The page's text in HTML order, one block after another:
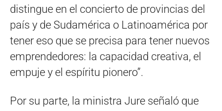
distingue en el concierto de provincias del
país y de Sudamérica o Latinoamérica por
tener eso que se precisa para tener nuevos
emprendedores: la capacidad creativa, el
empuje y el espíritu pionero”.
Por su parte, la ministra Jure señaló que